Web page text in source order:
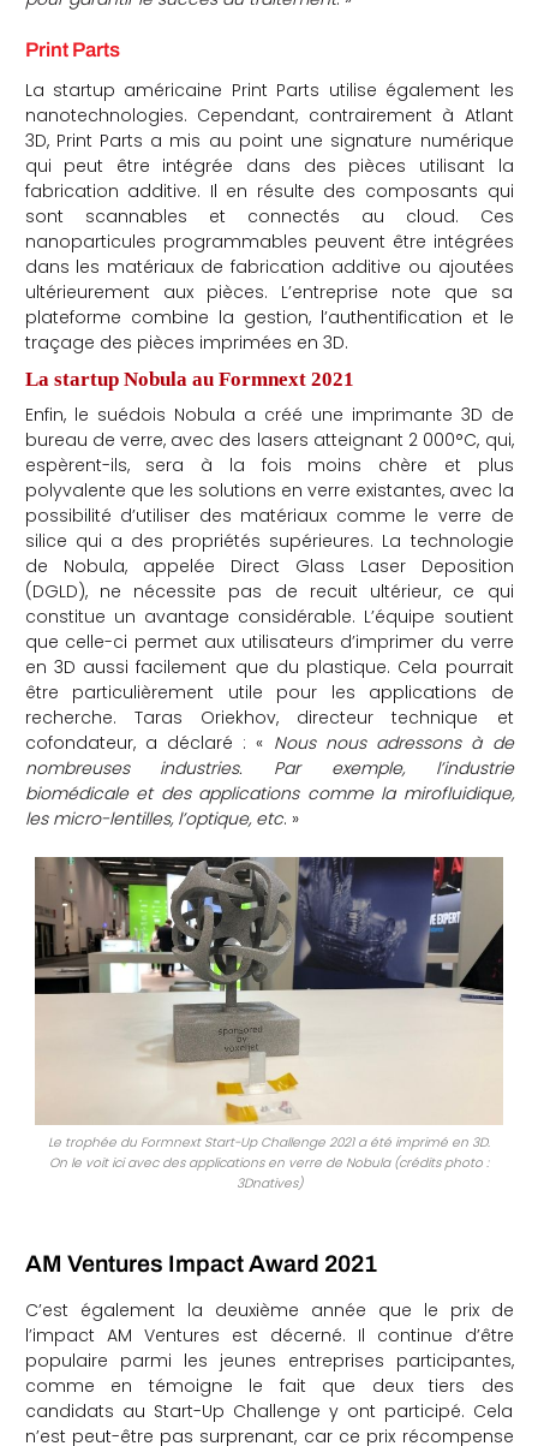
Print Parts
La startup américaine Print Parts utilise également les
nanotechnologies. Cependant, contrairement à Atlant
3D, Print Parts a mis au point une signature numérique
qui peut être intégrée dans des pièces utilisant la
fabrication additive. Il en résulte des composants qui
sont scannables et connectés au cloud. Ces
nanoparticules programmables peuvent être intégrées
dans les matériaux de fabrication additive ou ajoutées
ultérieurement aux pièces. L’entreprise note que sa
plateforme combine la gestion, l’authentification et le
traçage des pièces imprimées en 3D.
La startup Nobula au Formnext 2021
Enfin, le suédois Nobula a créé une imprimante 3D de
bureau de verre, avec des lasers atteignant 2 000°C, qui,
espèrent-ils, sera à la fois moins chère et plus
polyvalente que les solutions en verre existantes, avec la
possibilité d’utiliser des matériaux comme le verre de
silice qui a des propriétés supérieures. La technologie
de Nobula, appelée Direct Glass Laser Deposition
(DGLD), ne nécessite pas de recuit ultérieur, ce qui
constitue un avantage considérable. L’équipe soutient
que celle-ci permet aux utilisateurs d’imprimer du verre
en 3D aussi facilement que du plastique. Cela pourrait
être particulièrement utile pour les applications de
recherche. Taras Oriekhov, directeur technique et
cofondateur, a déclaré : « Nous nous adressons à de
nombreuses industries. Par exemple, l’industrie
biomédicale et des applications comme la mirofluidique,
les micro-lentilles, l’optique, etc. »
Le trophée du Formnext Start-Up Challenge 2021 a été imprimé en 3D.
On le voit ici avec des applications en verre de Nobula (crédits photo :
3Dnatives)
AM Ventures Impact Award 2021
C’est également la deuxième année que le prix de
l’impact AM Ventures est décerné. Il continue d’être
populaire parmi les jeunes entreprises participantes,
comme en témoigne le fait que deux tiers des
candidats au Start-Up Challenge y ont participé. Cela
n’est peut-être pas surprenant, car ce prix récompense